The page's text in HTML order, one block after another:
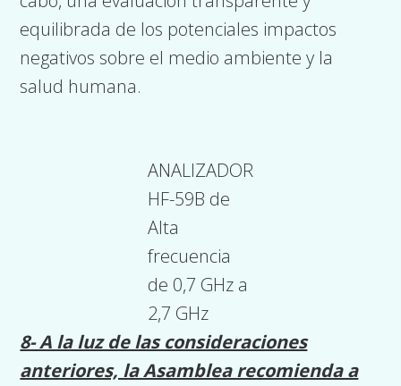
equilibrada de los potenciales impactos
negativos sobre el medio ambiente y la
salud humana.
ANALIZADOR
HF-59B de
Alta
frecuencia
de 0,7 GHz a
2,7 GHz
8- A la luz de las consideraciones
anteriores, la Asamblea recomienda a